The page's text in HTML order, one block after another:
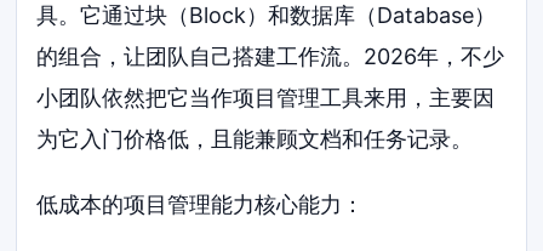
具。它通过块（Block）和数据库（Database）
的组合，让团队自己搭建工作流。2026年，不少
小团队依然把它当作项目管理工具来用，主要因
为它入门价格低，且能兼顾文档和任务记录。
低成本的项目管理能力核心能力：